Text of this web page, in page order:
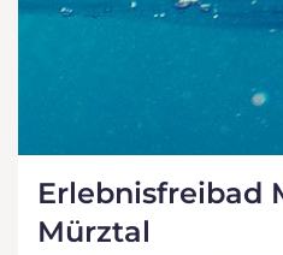
Erlebnisfreibad
Mürztal